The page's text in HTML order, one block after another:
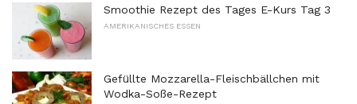
Smoothie Rezept des Tages E-Kurs Tag 3
AMERIKANISCHES ESSEN
Gefüllte Mozzarella-Fleischbällchen mit
Wodka-Soße-Rezept